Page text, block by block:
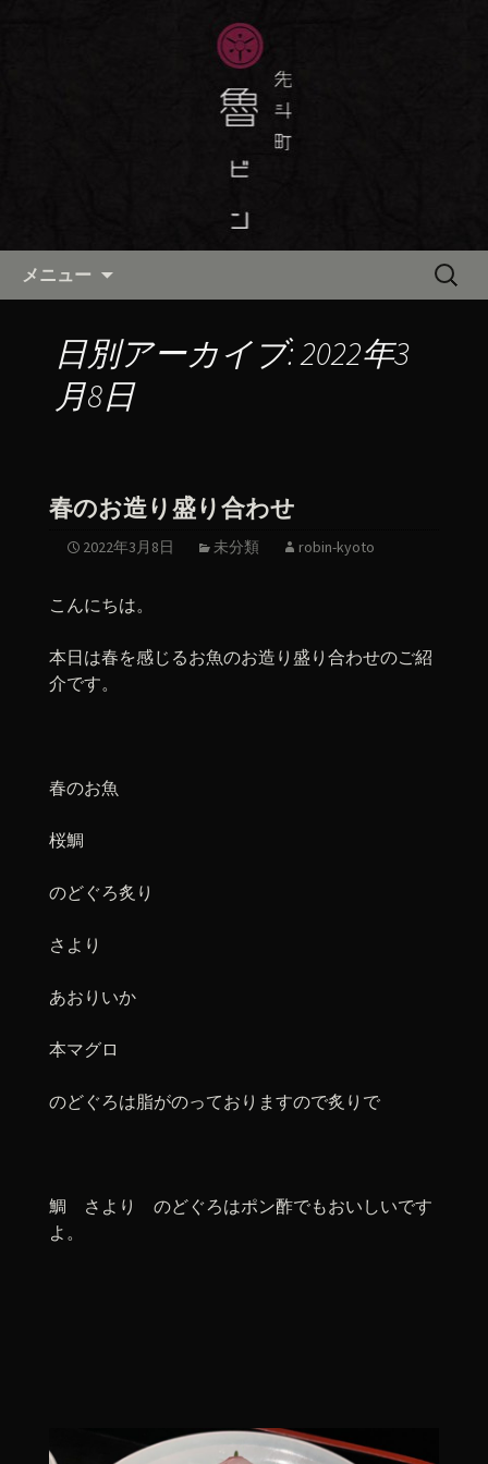
京都・先斗町の京料理・和食
「魯ビン（ろびん）」の公式ブ
京都・先斗町の京町家で美味しい季節
の京料理・和食が自慢の「魯ビン（ろ
びん）」がお店からのお知らせや、お
料理について最新情報をおとどけしま
メニュー
検
日別アーカイブ: 2022年3
月8日
春のお造り盛り合わせ
2022年3月8日 未分類 robin-kyoto
こんにちは。
本日は春を感じるお魚のお造り盛り合わせのご紹
介です。
春のお魚
桜鯛
のどぐろ炙り
さより
あおりいか
本マグロ
のどぐろは脂がのっておりますので炙りで
鯛 さより のどぐろはポン酢でもおいしいです
よ。